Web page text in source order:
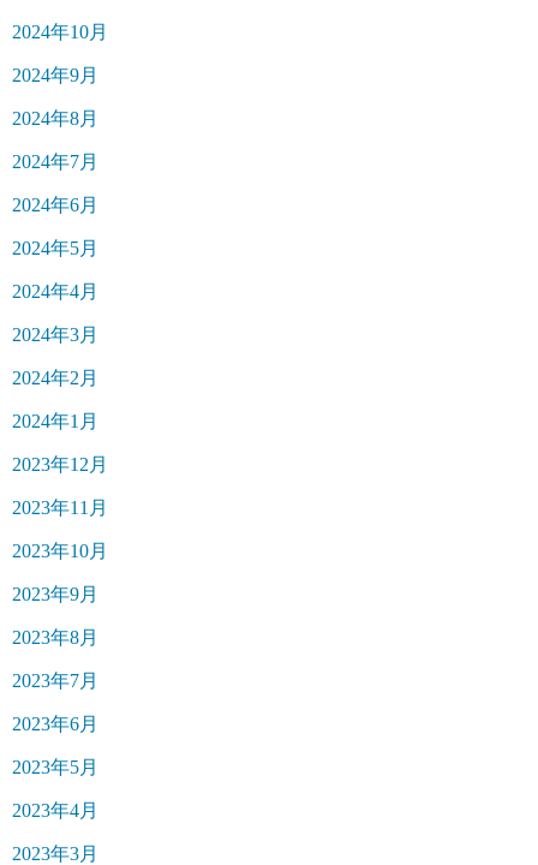
2024年10月
2024年9月
2024年8月
2024年7月
2024年6月
2024年5月
2024年4月
2024年3月
2024年2月
2024年1月
2023年12月
2023年11月
2023年10月
2023年9月
2023年8月
2023年7月
2023年6月
2023年5月
2023年4月
2023年3月